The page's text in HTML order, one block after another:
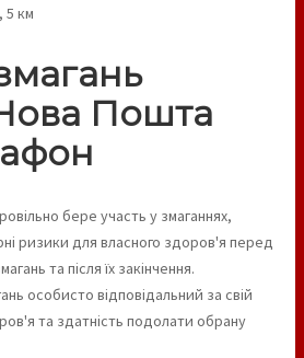
5 км
Пошта
бере участь у змаганнях,
ризики для власного здоров'я перед
та після їх закінчення.
особисто відповідальний за свій
та здатність подолати обрану